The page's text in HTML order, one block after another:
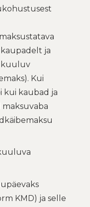
ja
kuuluv
Kui
kaubad ja
KMD) ja selle